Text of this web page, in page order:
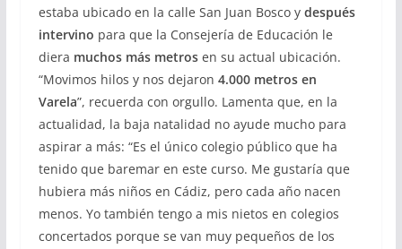
estaba ubicado en la calle San Juan Bosco y después
intervino para que la Consejería de Educación le
diera muchos más metros en su actual ubicación.
“Movimos hilos y nos dejaron 4.000 metros en
Varela”, recuerda con orgullo. Lamenta que, en la
actualidad, la baja natalidad no ayude mucho para
aspirar a más: “Es el único colegio público que ha
tenido que baremar en este curso. Me gustaría que
hubiera más niños en Cádiz, pero cada año nacen
menos. Yo también tengo a mis nietos en colegios
concertados porque se van muy pequeños de los